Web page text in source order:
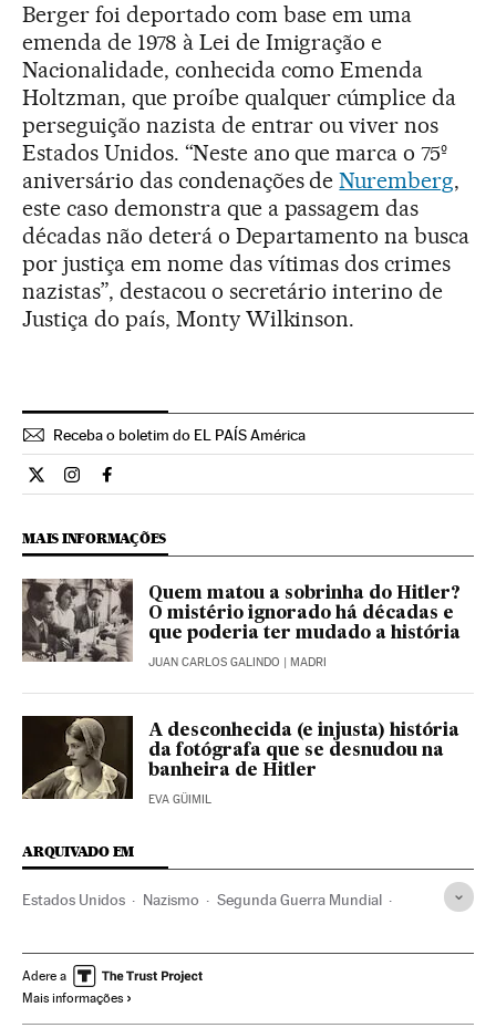
Berger foi deportado com base em uma
emenda de 1978 à Lei de Imigração e
Nacionalidade, conhecida como Emenda
Holtzman, que proíbe qualquer cúmplice da
perseguição nazista de entrar ou viver nos
Estados Unidos. “Neste ano que marca o 75º
aniversário das condenações deNuremberg,
este caso demonstra que a passagem das
décadas não deterá o Departamento na busca
por justiça em nome das vítimas dos crimes
nazistas”, destacou o secretário interino de
Justiça do país, Monty Wilkinson.
Receba o boletim do EL PAÍS América
Internacional El País Brasil en Twitter
Internacional El País Brasil en Instagram
Internacional El País Brasil en Facebook
MAIS INFORMAÇÕES
Quem matou a sobrinha do Hitler?
O mistério ignorado há décadas e
que poderia ter mudado a história
JUAN CARLOS GALINDO | MADRI
A desconhecida (e injusta) história
da fotógrafa que se desnudou na
banheira de Hitler
EVA GÜIMIL
ARQUIVADO EM
Estados Unidos Nazismo Segunda Guerra Mundial
Campos Concentração Nazistas
Adere a
Mais informações